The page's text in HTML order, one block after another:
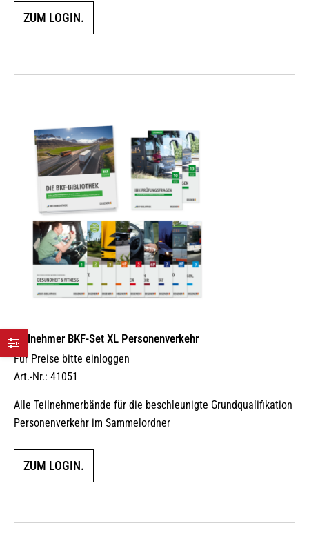
ZUM LOGIN.
Teilnehmer BKF-Set XL Personenverkehr
Für Preise bitte einloggen
Art.-Nr.: 41051
Alle Teilnehmerbände für die beschleunigte Grundqualifikation
Personenverkehr im Sammelordner
ZUM LOGIN.